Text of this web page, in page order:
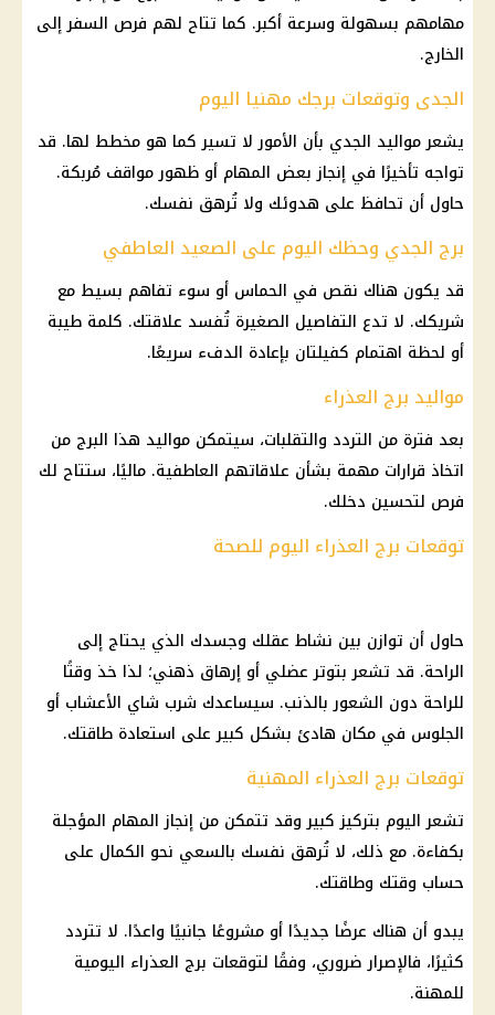
مهامهم بسهولة وسرعة أكبر. كما تتاح لهم فرص السفرإلى
الخارج.
الجدى وتوقعات برجك مهنيا اليوم
يشعرمواليد الجدي بأن الأمور لا تسير كما هو مخطط لها. قد
تواجه تأخيرًا في إنجاز بعض المهام أو ظهور مواقف مُربكة.
حاول أن تحافظ على هدوئك ولا تُرهق نفسك.
برج الجدي وحظك اليوم على الصعيد العاطفي
قد يكون هناك نقص في الحماس أو سوء تفاهم بسيط مع
شريكك. لا تدع التفاصيل الصغيرة تُفسد علاقتك. كلمة طيبة
أو لحظة اهتمام كفيلتان بإعادة الدفء سريعًا.
مواليد برج العذراء
بعد فترة من التردد والتقلبات، سيتمكن مواليد هذا البرج من
اتخاذ قرارات مهمة بشأن علاقاتهم العاطفية. ماليًا، ستتاح لك
فرص لتحسين دخلك.
توقعات برج العذراء اليوم للصحة
حاول أن توازن بين نشاط عقلك وجسدك الذي يحتاج إلى
الراحة. قد تشعر بتوتر عضلي أو إرهاق ذهني؛ لذا خذ وقتًا
للراحة دون الشعور بالذنب. سيساعدك شرب شاي الأعشاب أو
الجلوس في مكان هادئ بشكل كبير على استعادة طاقتك.
توقعات برج العذراء المهنية
تشعر اليوم بتركيز كبير وقد تتمكن من إنجاز المهام المؤجلة
بكفاءة. مع ذلك، لا تُرهق نفسك بالسعي نحو الكمال على
حساب وقتك وطاقتك.
يبدو أن هناك عرضًا جديدًا أو مشروعًا جانبيًا واعدًا. لا تتردد
كثيرًا، فالإصرار ضروري، وفقًا لتوقعات برج العذراء اليومية
للمهنة.